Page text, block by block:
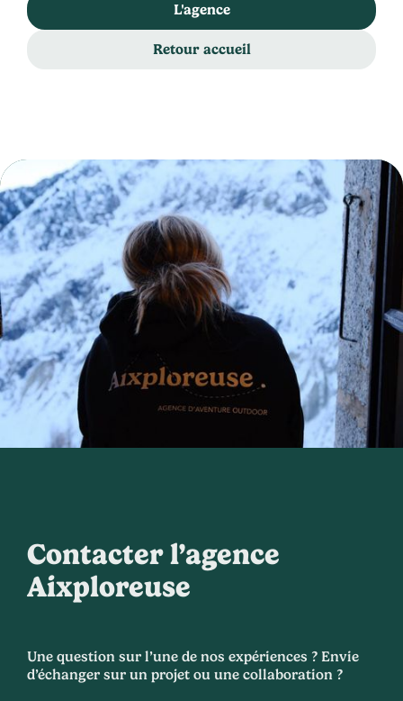
L'agence
Retour accueil
Contacter l’agence
Aixploreuse
Une question sur l’une de nos expériences ? Envie
d’échanger sur un projet ou une collaboration ?